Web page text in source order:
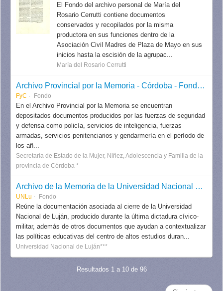
El Fondo del archivo personal de María del
Rosario Cerrutti contiene documentos
conservados y recopilados por la misma
productora en sus funciones dentro de la
Asociación Civil Madres de Plaza de Mayo en sus
inicios hasta la escisión de la agrupac...
María del Rosario Cerrutti
Archivo Provincial por la Memoria - Córdoba - Fondos y colecciones
FyC Fondo
En el Archivo Provincial por la Memoria se encuentran
depositados documentos producidos por las fuerzas de seguridad
y defensa como policía, servicios de inteligencia, fuerzas
armadas, servicios penitenciarios y gendarmería en el período de
los añ...
Secretaría de Estado de la Mujer, Niñez, Adolescencia y Familia de la
provincia de Córdoba *
Archivo de la Memoria de la Universidad Nacional de Luján (UNLu)
UNLu Fondo
Reúne la documentación asociada al cierre de la Universidad
Nacional de Luján, producido durante la última dictadura cívico-
militar, además de otros documentos que ayudan a contextualizar
las políticas educativas del centro de altos estudios duran...
Universidad Nacional de Luján***
Resultados 1 a 10 de 96